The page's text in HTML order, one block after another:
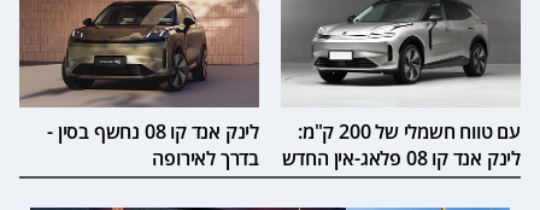
עם טווח חשמלי של 200 ק"מ:
לינק אנד קו 08 פלאג-אין החדש
לינק אנד קו 08 נחשף בסין -
בדרך לאירופה